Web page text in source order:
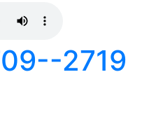
2719